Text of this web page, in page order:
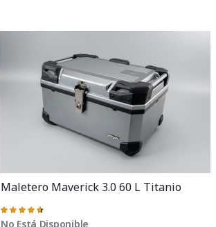
Maletero Maverick 3.0 60 L Titanio
Valoración:
93%
No Está Disponible